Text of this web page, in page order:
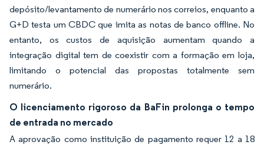
depósito/levantamento de numerário nos correios, enquanto a
G+D testa um CBDC que imita as notas de banco offline. No
entanto, os custos de aquisição aumentam quando a
integração digital tem de coexistir com a formação em loja,
limitando o potencial das propostas totalmente sem
numerário.
O licenciamento rigoroso da BaFin prolonga o tempo
de entrada no mercado
A aprovação como instituição de pagamento requer 12 a 18